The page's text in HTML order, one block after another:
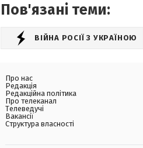
Пов'язані теми:
ВІЙНА РОСІЇ З УКРАЇНОЮ
Про нас
Редакція
Редакційна політика
Про телеканал
Телеведучі
Вакансії
Структура власності